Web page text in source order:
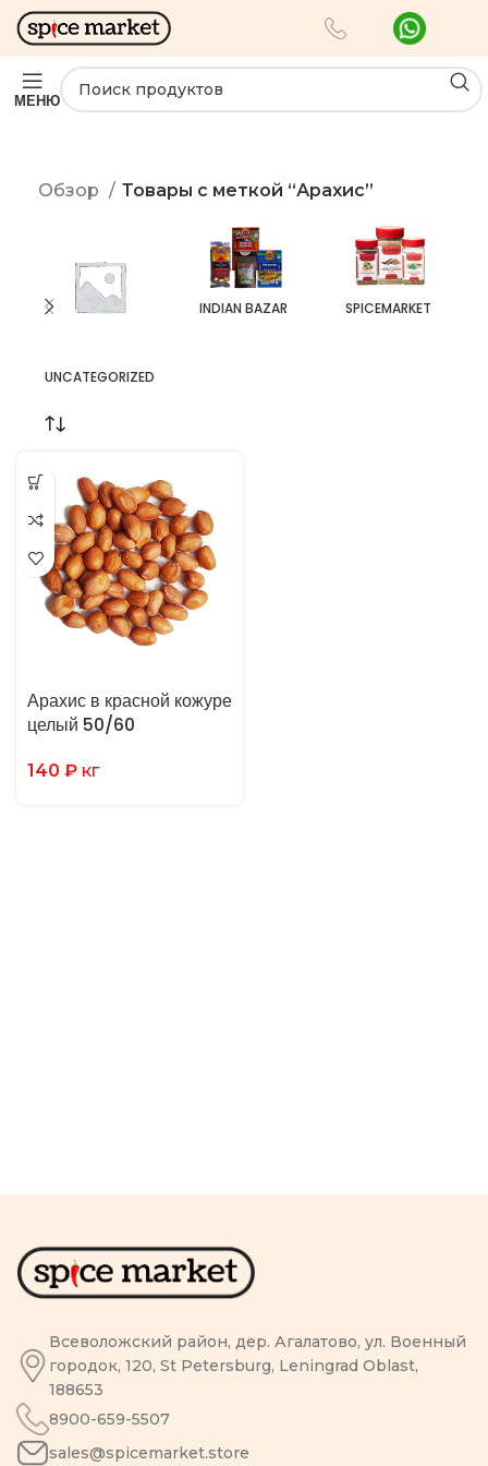
МЕНЮ
Обзор Товары с меткой “Арахис”
UNCATEGORIZED
INDIAN BAZAR SPICEMARKET
Арахис в красной кожуре
целый 50/60
140 ₽ кг
Всеволожский район, дер. Агалатово, ул. Военный
городок, 120, St Petersburg, Leningrad Oblast,
188653
8900-659-5507
sales@spicemarket.store